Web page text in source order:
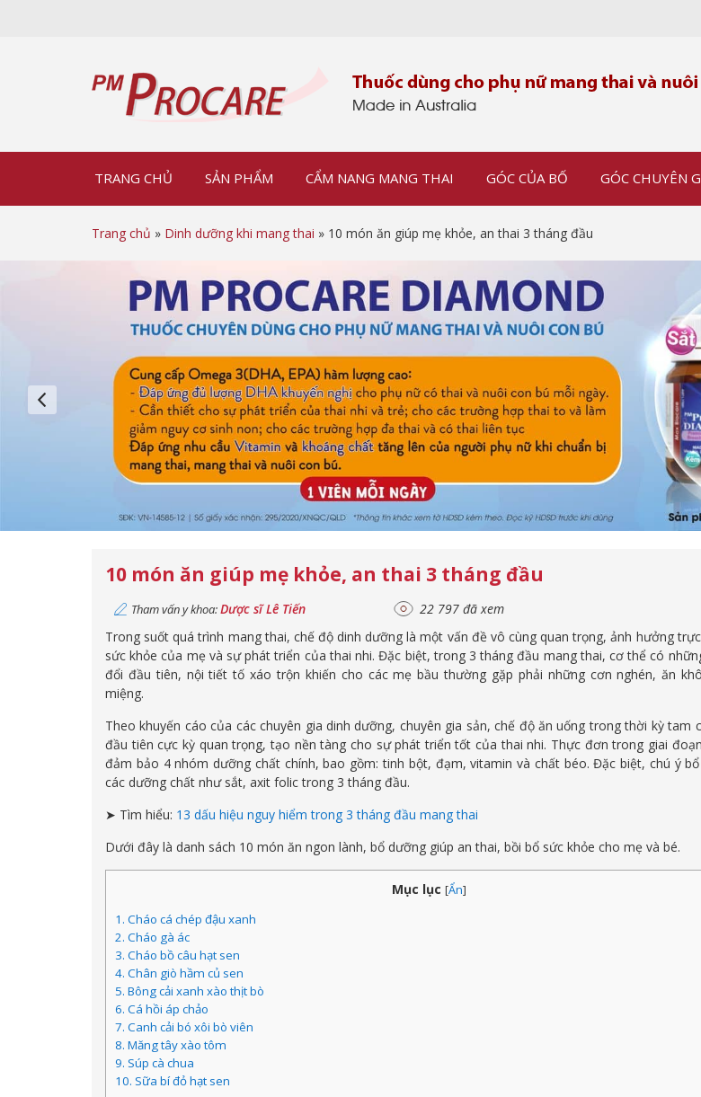
TRANG CHỦ SẢN PHẨM CẨM NANG MANG THAI GÓC CỦA BỐ GÓC CHUYÊN
Trang chủ » Dinh dưỡng khi mang thai » 10 món ăn giúp mẹ khỏe, an thai 3 tháng đầu
10 món ăn giúp mẹ khỏe, an thai 3 tháng đầu
Tham vấn y khoa:Dược sĩ Lê Tiến
22 797 đã xem
Trong suốt quá trình mang thai, chế độ dinh dưỡng là một vấn đề vô cùng quan trọng, ảnh hưởng
sức khỏe của mẹ và sự phát triển của thai nhi. Đặc biệt, trong 3 tháng đầu mang thai, cơ thể có
đổi đầu tiên, nội tiết tố xáo trộn khiến cho các mẹ bầu thường gặp phải những cơn nghén, ăn
miệng.
Theo khuyến cáo của các chuyên gia dinh dưỡng, chuyên gia sản, chế độ ăn uống trong thời kỳ tam
đầu tiên cực kỳ quan trọng, tạo nền tàng cho sự phát triển tốt của thai nhi. Thực đơn trong giai
đảm bảo 4 nhóm dưỡng chất chính, bao gồm: tinh bột, đạm, vitamin và chất béo. Đặc biệt, chú ý
các dưỡng chất như sắt, axit folic trong 3 tháng đầu.
➤ Tìm hiểu: 13 dấu hiệu nguy hiểm trong 3 tháng đầu mang thai
Dưới đây là danh sách 10 món ăn ngon lành, bổ dưỡng giúp an thai, bồi bổ sức khỏe cho mẹ và bé.
Mục lục [Ẩn]
1. Cháo cá chép đậu xanh
2. Cháo gà ác
3. Cháo bồ câu hạt sen
4. Chân giò hầm củ sen
5. Bông cải xanh xào thịt bò
6. Cá hồi áp chảo
7. Canh cải bó xôi bò viên
8. Măng tây xào tôm
9. Súp cà chua
10. Sữa bí đỏ hạt sen